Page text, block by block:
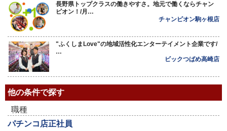
長野県トップクラスの働きやすさ。地元で働くならチャン
ピオン！/月…
チャンピオン駒ヶ根店
"ふくしまLove"の地域活性化エンターテイメント企業です/
…
ビックつばめ高崎店
他の条件で探す
職種
パチンコ店正社員